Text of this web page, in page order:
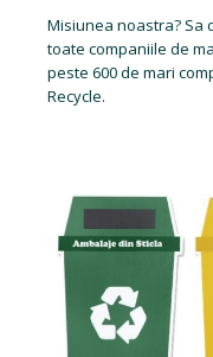
Misiunea noastra? Sa
toate companiile de
peste 600 de mari
Recycle.